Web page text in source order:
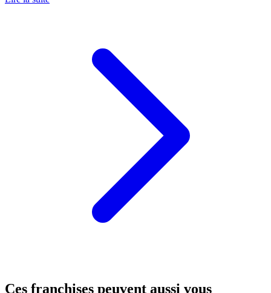
Ces franchises peuvent aussi vous